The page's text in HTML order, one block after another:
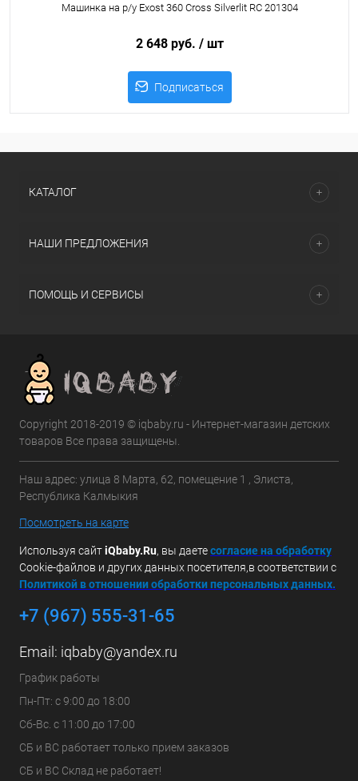
Машинка на р/у Exost 360 Cross Silverlit RC 201304
2 648 руб. / шт
Подписаться
КАТАЛОГ
НАШИ ПРЕДЛОЖЕНИЯ
ПОМОЩЬ И СЕРВИСЫ
Copyright 2018-2019 © iqbaby.ru - Интернет-магазин детских
товаров Все права защищены.
Наш адрес: улица 8 Марта, 62, помещение 1 , Элиста,
Республика Калмыкия
Посмотреть на карте
Используя сайтiQbaby.Ru, вы даетесогласие на обработку
Cookie-файлов и других данных посетителя,в соответствии с
Политикой в отношении обработки персональных данных.
+7 (967) 555-31-65
Email: iqbaby@yandex.ru
График работы
Пн-Пт: с 9:00 до 18:00
Сб-Вс. с 11:00 до 17:00
СБ и ВС работает только прием заказов
СБ и ВС Склад не работает!